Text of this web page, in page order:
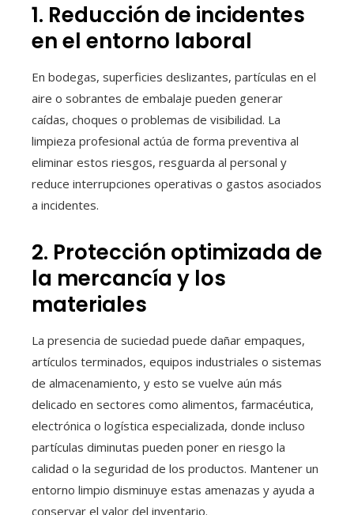
1. Reducción de incidentes
en el entorno laboral
En bodegas, superficies deslizantes, partículas en el
aire o sobrantes de embalaje pueden generar
caídas, choques o problemas de visibilidad. La
limpieza profesional actúa de forma preventiva al
eliminar estos riesgos, resguarda al personal y
reduce interrupciones operativas o gastos asociados
a incidentes.
2. Protección optimizada de
la mercancía y los
materiales
La presencia de suciedad puede dañar empaques,
artículos terminados, equipos industriales o sistemas
de almacenamiento, y esto se vuelve aún más
delicado en sectores como alimentos, farmacéutica,
electrónica o logística especializada, donde incluso
partículas diminutas pueden poner en riesgo la
calidad o la seguridad de los productos. Mantener un
entorno limpio disminuye estas amenazas y ayuda a
conservar el valor del inventario.